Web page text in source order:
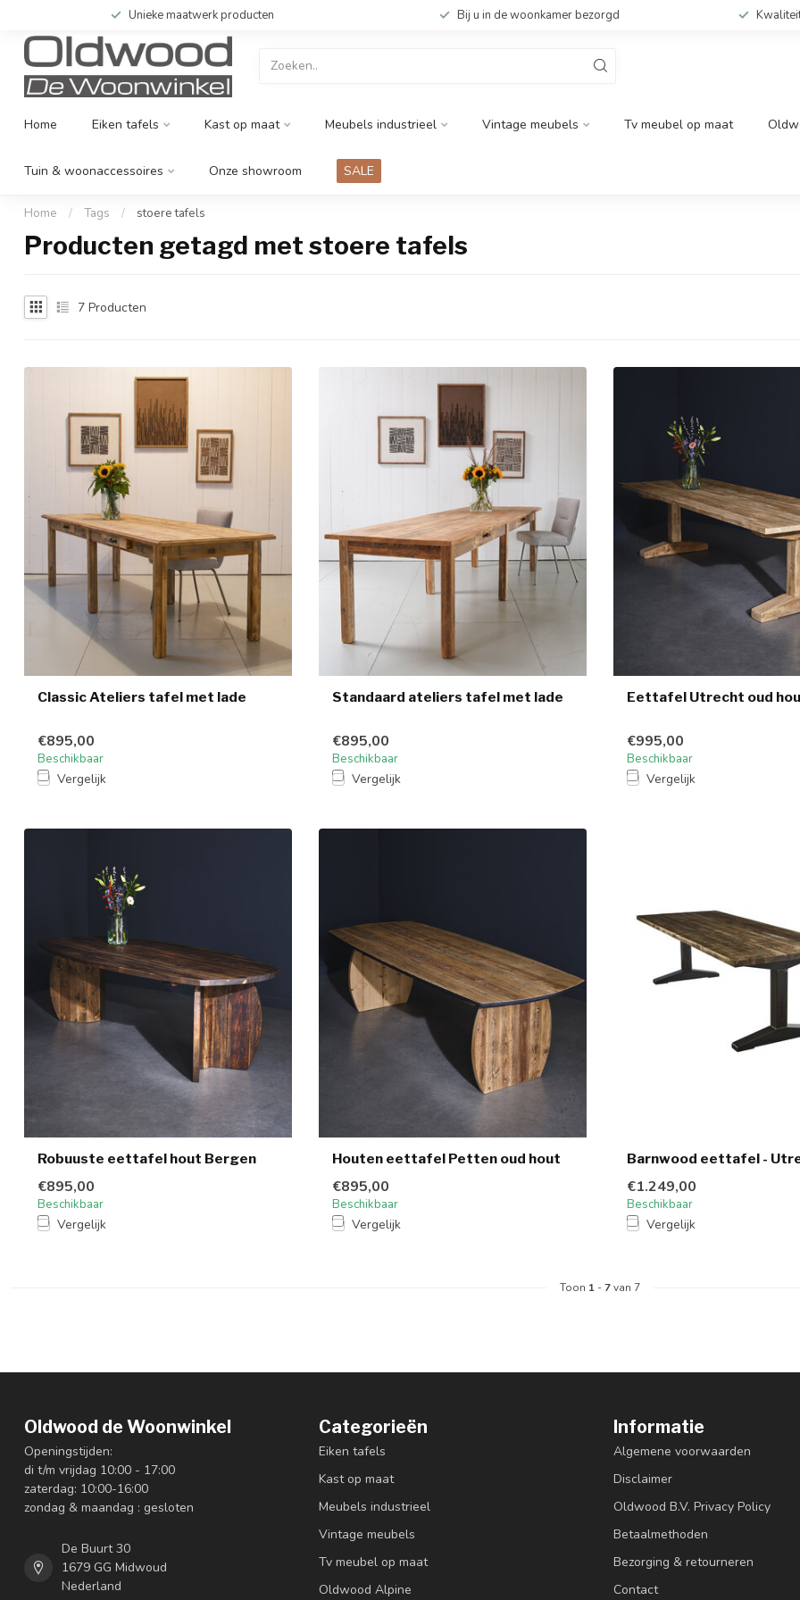
Unieke maatwerk producten Bij u in de woonkamer bezorgd
Home Eiken tafels Kast op maat Meubels industrieel Vintage meubels Tv meubel op maat
Tuin & woonaccessoires Onze showroom SALE
Home / Tags / stoere tafels
Producten getagd met stoere tafels
7 Producten
Classic Ateliers tafel met lade
€895,00
Beschikbaar
Vergelijk
Standaard ateliers tafel met lade
€895,00
Beschikbaar
Vergelijk
Eettafel Utrecht oud
€995,00
Beschikbaar
Vergelijk
Robuuste eettafel hout Bergen
€895,00
Beschikbaar
Vergelijk
Houten eettafel Petten oud hout
€895,00
Beschikbaar
Vergelijk
Barnwood eettafel -
€1.249,00
Beschikbaar
Vergelijk
Toon 1 -7van 7
Oldwood de Woonwinkel
Openingstijden:
di t/m vrijdag 10:00 - 17:00
zaterdag: 10:00-16:00
zondag & maandag : gesloten
De Buurt 30
1679 GG Midwoud
Nederland
Categorieën
Eiken tafels
Kast op maat
Meubels industrieel
Vintage meubels
Tv meubel op maat
Oldwood Alpine
Informatie
Algemene voorwaarden
Disclaimer
Oldwood B.V. Privacy Policy
Betaalmethoden
Bezorging & retourneren
Contact